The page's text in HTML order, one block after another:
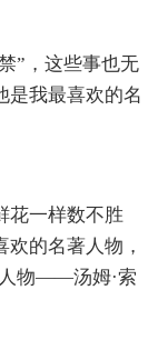
”，这些事也无
是我最喜欢的名
花一样数不胜
的名著人物，
物——汤姆·索